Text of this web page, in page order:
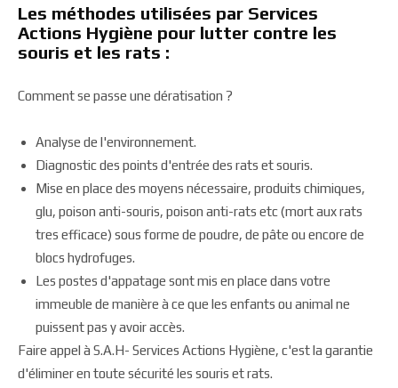
Les méthodes utilisées par Services
Actions Hygiène pour lutter contre les
souris et les rats :
Comment se passe une dératisation ?
Analyse de l'environnement.
Diagnostic des points d'entrée des rats et souris.
Mise en place des moyens nécessaire, produits chimiques,
glu, poison anti-souris, poison anti-rats etc (mort aux rats
tres efficace) sous forme de poudre, de pâte ou encore de
blocs hydrofuges.
Les postes d'appatage sont mis en place dans votre
immeuble de manière à ce que les enfants ou animal ne
puissent pas y avoir accès.
Faire appel à S.A.H- Services Actions Hygiène, c'est la garantie
d'éliminer en toute sécurité les souris et rats.